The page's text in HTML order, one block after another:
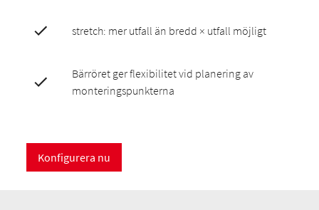
stretch: mer utfall än bredd × utfall möjligt
Bärröret ger flexibilitet vid planering av
monteringspunkterna
Konfigurera nu